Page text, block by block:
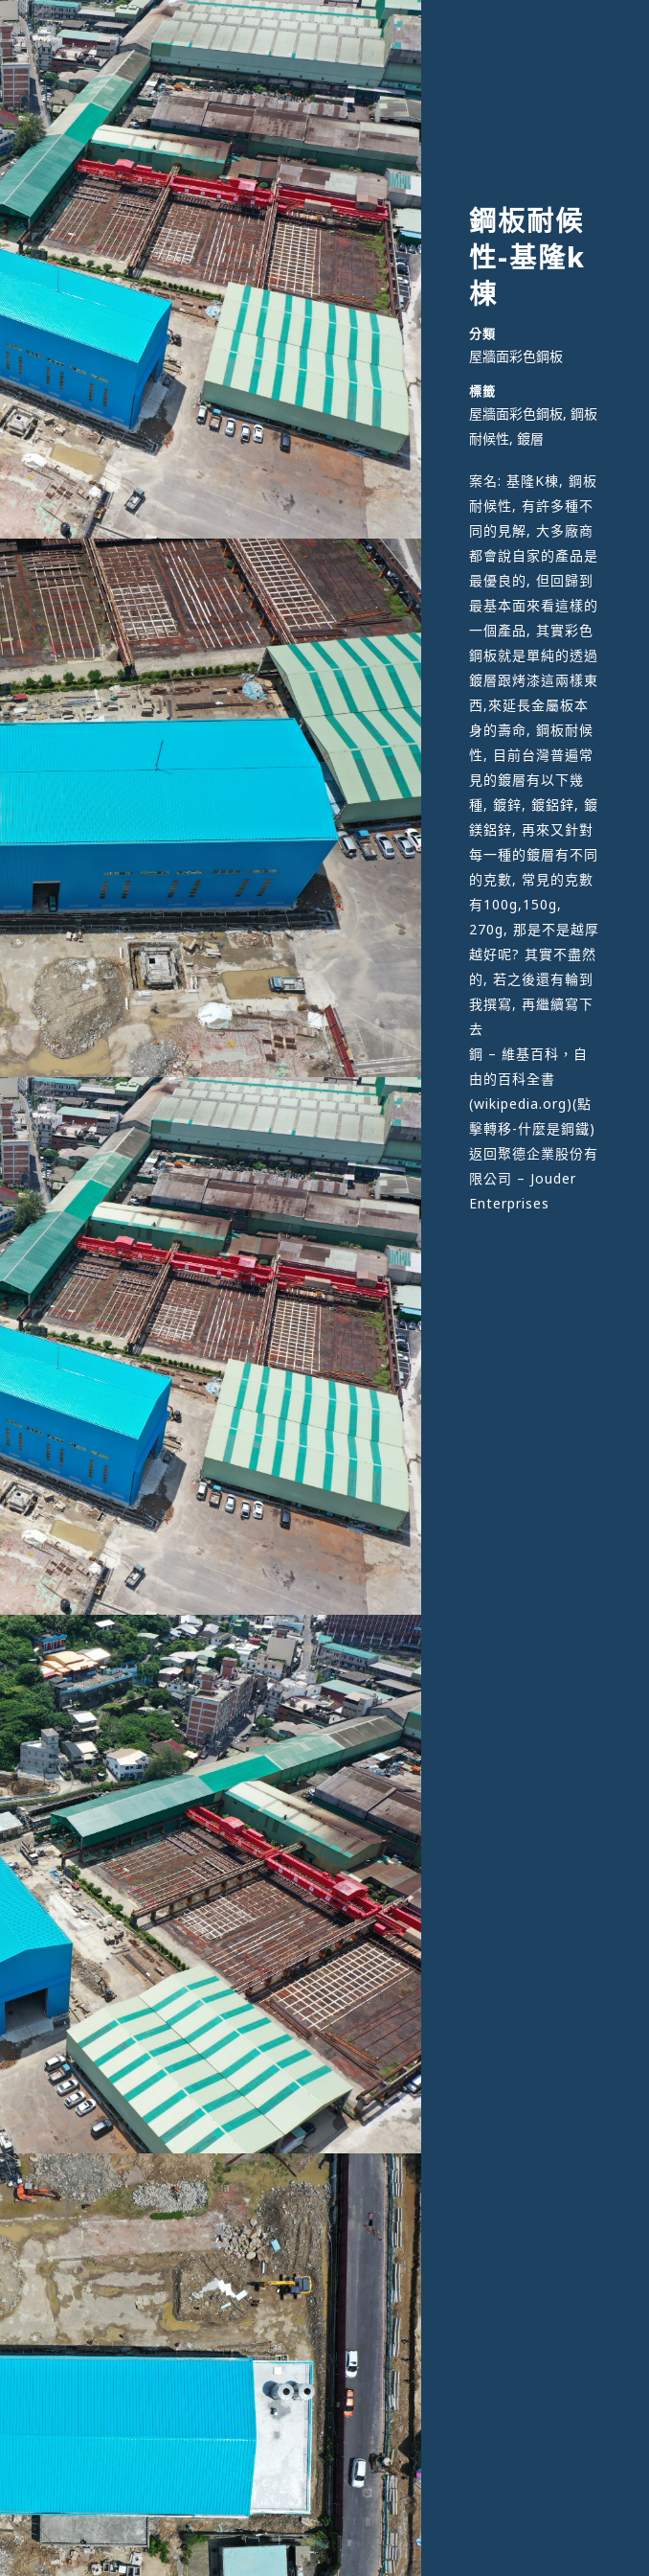
鋼板耐候
性-基隆k
棟
分類
屋牆面彩色鋼板
標籤
屋牆面彩色鋼板, 鋼板
耐候性, 鍍層
案名: 基隆K棟, 鋼板
耐候性, 有許多種不
同的見解, 大多廠商
都會說自家的產品是
最優良的, 但回歸到
最基本面來看這樣的
一個產品, 其實彩色
鋼板就是單純的透過
鍍層跟烤漆這兩樣東
西,來延長金屬板本
身的壽命, 鋼板耐候
性, 目前台灣普遍常
見的鍍層有以下幾
種, 鍍鋅, 鍍鋁鋅, 鍍
鎂鋁鋅, 再來又針對
每一種的鍍層有不同
的克數, 常見的克數
有100g,150g,
270g, 那是不是越厚
越好呢? 其實不盡然
的, 若之後還有輪到
我撰寫, 再繼續寫下
去
鋼 – 維基百科，自
由的百科全書
(wikipedia.org)(點
擊轉移-什麼是鋼鐵)
返回聚德企業股份有
限公司 – Jouder
Enterprises